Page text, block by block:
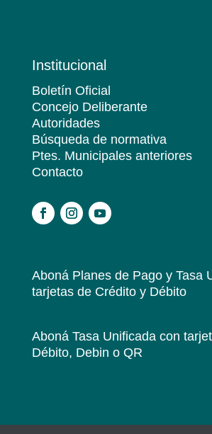
Institucional
Boletín Oficial
Concejo Deliberante
Autoridades
Búsqueda de normativa
Ptes. Municipales anteriores
Contacto
Aboná Planes de Pago y Tasa
tarjetas de Crédito y Débito
Aboná Tasa Unificadacon
Débito, Debin o QR